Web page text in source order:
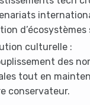
culturelle :
des
tout en
conservateur.